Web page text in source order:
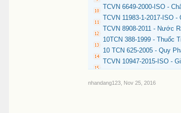
TCVN 6649-2000-ISO -
TCVN 11983-1-2017-ISO
TCVN 8908-2011 - Nước
10TCN 388-1999 - Thuốc
10 TCN 625-2005 - Quy
TCVN 10947-2015-ISO -
nhandang123 Nov 25, 2016